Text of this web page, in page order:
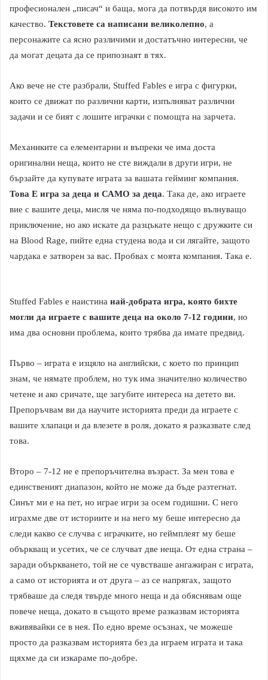
професионален „писач“ и баща, мога да потвърдя високото им
качество. Текстовете са написани великолепно, а
персонажите са ясно различими и достатъчно интересни, че
да могат децата да се припознаят в тях.
Ако вече не сте разбрали, Stuffed Fables е игра с фигурки,
които се движат по различни карти, изпълняват различни
задачи и се бият с лошите играчки с помощта на зарчета.
Механиките са елементарни и въпреки че има доста
оригинални неща, които не сте виждали в други игри, не
бързайте да купувате играта за вашата гейминг компания.
Това Е игра за деца и САМО за деца. Така де, ако играете
вие с вашите деца, мисля че няма по-подходящо вълнуващо
приключение, но ако искате да разцъкате нещо с дружките си
на Blood Rage, пийте една студена вода и си лягайте, защото
чардака е затворен за вас. Пробвах с моята компания. Така е.
Stuffed Fables е наистина най-добрата игра, която бихте
могли да играете с вашите деца на около 7-12 години, но
има два основни проблема, които трябва да имате предвид.
Първо – играта е изцяло на английски, с което по принцип
знам, че нямате проблем, но тук има значително количество
четене и ако сричате, ще загубите интереса на детето ви.
Препоръчвам ви да научите историята преди да играете с
вашите хлапаци и да влезете в роля, докато я разказвате след
това.
Второ – 7-12 не е препоръчителна възраст. За мен това е
единственият диапазон, който не може да бъде разтегнат.
Синът ми е на пет, но играе игри за осем годишни. С него
играхме две от историите и на него му беше интересно да
следи какво се случва с играчките, но геймплеят му беше
объркващ и усетих, че се случват две неща. От една страна –
заради объркването, той не се чувстваше ангажиран с играта,
а само от историята и от друга – аз се напрягах, защото
трябваше да следя твърде много неща и да обяснявам още
повече неща, докато в същото време разказвам историята
вживявайки се в нея. По едно време осъзнах, че можеше
просто да разказвам историята без да играем играта и така
щяхме да си изкараме по-добре.